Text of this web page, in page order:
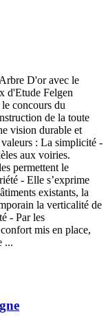
D'or avec le
d'Etude Felgen
concours du
de la toute
vision durable et
: La simplicité -
aux voiries.
permettent le
- Elle s’exprime
existants, la
la verticalité de
- Par les
mis en place,
...